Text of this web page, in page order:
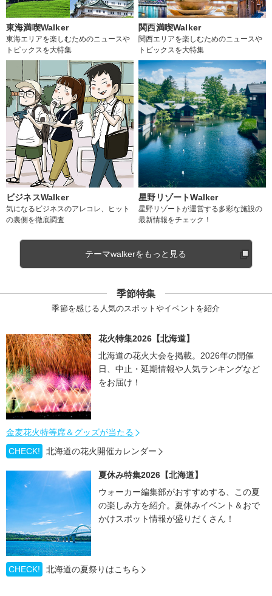
東海満喫Walker
東海エリアを楽しむためのニュースや
トピックスを大特集
関西満喫Walker
関西エリアを楽しむためのニュースや
トピックスを大特集
ビジネスWalker
気になるビジネスのアレコレ、ヒット
の裏側を徹底調査
星野リゾートWalker
星野リゾートが運営する多彩な施設の
最新情報をチェック！
テーマwalkerをもっと見る
季節特集
季節を感じる人気のスポットやイベントを紹介
花火特集2026【北海道】
北海道の花火大会を掲載。2026年の開催
日、中止・延期情報や人気ランキングなど
をお届け！
金麦花火特等席＆グッズが当たる
CHECK!
北海道の花火開催カレンダー
夏休み特集2026【北海道】
ウォーカー編集部がおすすめする、この夏
の楽しみ方を紹介。夏休みイベント＆おで
かけスポット情報が盛りだくさん！
CHECK! 北海道の夏祭りはこちら